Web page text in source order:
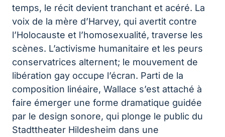
temps, le récit devient tranchant et acéré. La
voix de la mère d’Harvey, qui avertit contre
l’Holocauste et l’homosexualité, traverse les
scènes. L’activisme humanitaire et les peurs
conservatrices alternent; le mouvement de
libération gay occupe l’écran. Parti de la
composition linéaire, Wallace s’est attaché à
faire émerger une forme dramatique guidée
par le design sonore, qui plonge le public du
Stadttheater Hildesheim dans une